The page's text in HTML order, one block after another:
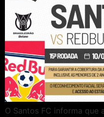
O Santos FC informa que